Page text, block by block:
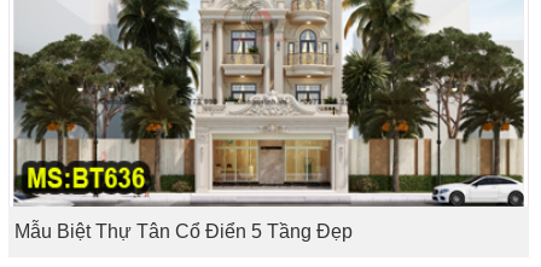
Mẫu Biệt Thự Tân Cổ Điển 5 Tầng Đẹp